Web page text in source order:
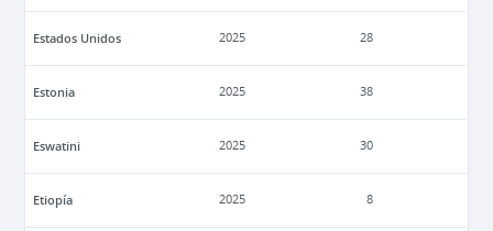
Estados Unidos 2025 28
Estonia 2025 38
Eswatini 2025 30
Etiopía 2025 8